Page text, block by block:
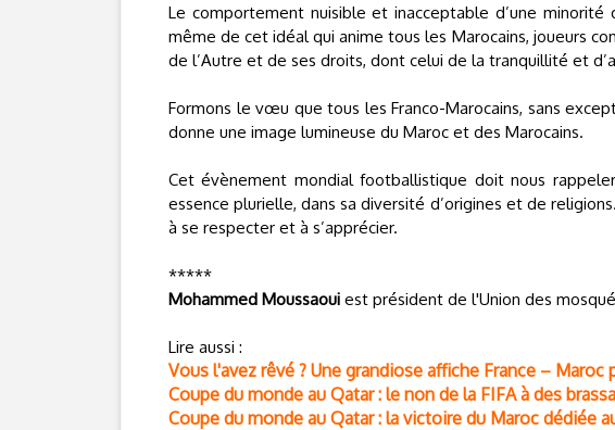
Le comportement nuisible et inacceptable d’une
même de cet idéal qui anime tous les Marocains, joueurs
de l’Autre et de ses droits, dont celui de la tranquillité et
Formons le vœu que tous les Franco-Marocains, sans
donne une image lumineuse du Maroc et des Marocains.
Cet évènement mondial footballistique doit nous
essence plurielle, dans sa diversité d’origines et de
à se respecter et à s’apprécier.
*****
Mohammed Moussaoui est président de l'Union des
Lire aussi :
Vous l'avez rêvé ? Une grandiose affiche France –
Coupe du monde au Qatar : le non de la FIFA à des
Coupe du monde au Qatar : la victoire du Maroc dédiée